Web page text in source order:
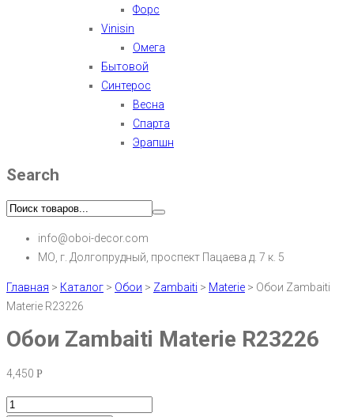
Форс
Vinisin
Омега
Бытовой
Синтерос
Весна
Спарта
Эрапшн
Search
info@oboi-decor.com
МО, г. Долгопрудный, проспект Пацаева д. 7 к. 5
Главная > Каталог > Обои > Zambaiti > Materie > Обои Zambaiti
Materie R23226
Обои Zambaiti Materie R23226
4,450 Р